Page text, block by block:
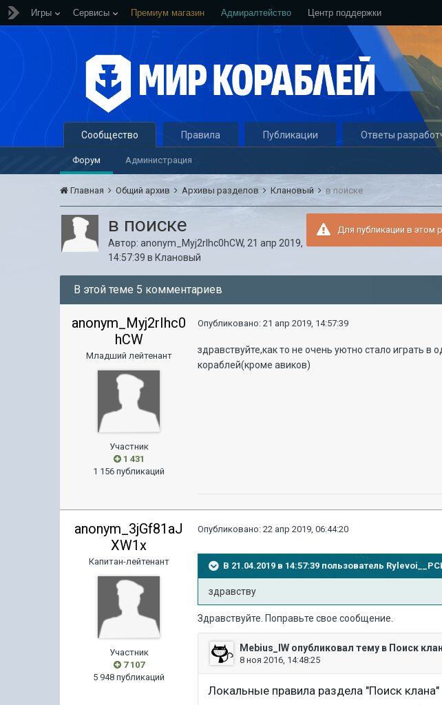
Игры Сервисы Премиум магазин Адмиралтейство Центр поддержки
Сообщество
Форум Администрация
Правила Публикации Ответы
Главная Общий архив Архивы разделов Клановый в поиске
Для публикации в этом
в поиске
Автор:anonym_Myj2rIhc0hCW, 21 апр 2019,
14:57:39 в Клановый
В этой теме 5 комментариев
anonym_Myj2rIhc0
hCW
Младший лейтенант
Участник
1 431
1 156 публикаций
Опубликовано:21 апр 2019, 14:57:39
здравствуйте,как то не очень уютно стало играть
кораблей(кроме авиков)
anonym_3jGf81aJ
XW1x
Капитан-лейтенант
Участник
7 107
5 948 публикаций
Опубликовано:22 апр 2019, 06:44:20
В 21.04.2019 в 14:57:39 пользователь
здравству
Здравствуйте. Поправьте свое сообщение.